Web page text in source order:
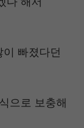
빠졌다던
으로 보충해